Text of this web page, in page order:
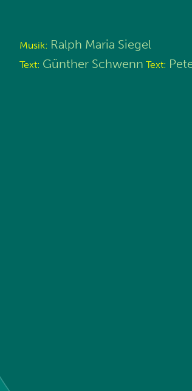
Musik: Ralph Maria Siegel
Text: Günther Schwenn Text: